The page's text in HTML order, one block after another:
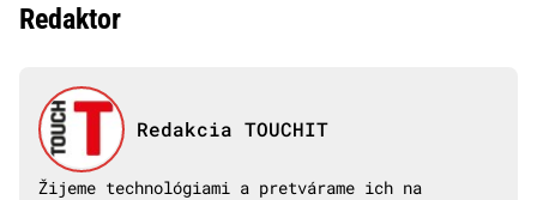
Redaktor
Redakcia TOUCHIT
Žijeme technológiami a pretvárame ich na